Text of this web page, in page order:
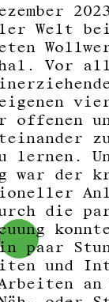
Welt bei
Vor
vier
lernen.
war der
die
paar
und
an